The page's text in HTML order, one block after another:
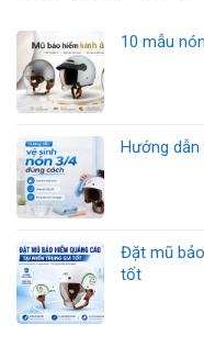
10 mẫu
Hướng
Đặt mũ
tốt